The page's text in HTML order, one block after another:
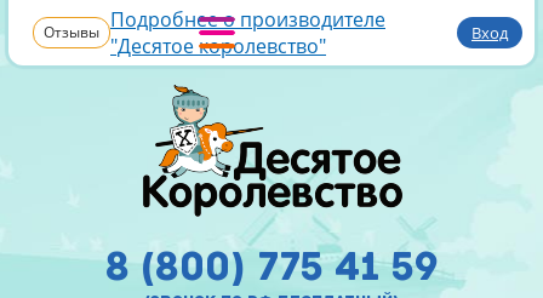
Отзывы Подробнее о производителе
"Десятое королевство"
Вход
8 (800) 775 41 59